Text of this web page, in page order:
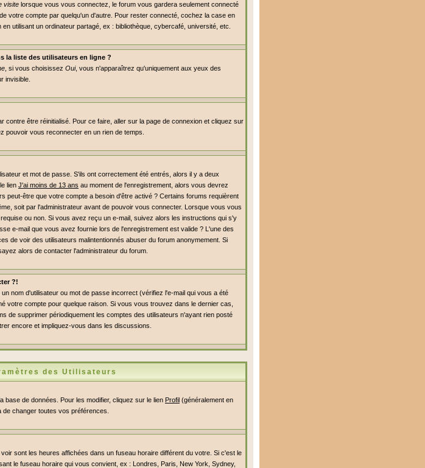
visite lorsque vous vous connectez, le forum vous gardera seulement connecté
votre compte par quelqu'un d'autre. Pour rester connecté, cochez la case en
utilisant un ordinateur partagé, ex : bibliothèque, cybercafé, université, etc.
la liste des utilisateurs en ligne ?
, si vous choisissez Oui, vous n'apparaîtrez qu'uniquement aux yeux des
invisible.
être réinitialisé. Pour ce faire, aller sur la page de connexion et cliquez sur
pouvoir vous reconnecter en un rien de temps.
et mot de passe. S'ils ont correctement été entrés, alors il y a deux
lien J'ai moins de 13 ans au moment de l'enregistrement, alors vous devrez
être que votre compte a besoin d'être activé ? Certains forums requièrent
soit par l'administrateur avant de pouvoir vous connecter. Lorsque vous vous
ou non. Si vous avez reçu un e-mail, suivez alors les instructions qui s'y
e-mail que vous avez fournie lors de l'enregistrement est valide ? L'une des
de voir des utilisateurs malintentionnés abuser du forum anonymement. Si
alors de contacter l'administrateur du forum.
?!
nom d'utilisateur ou mot de passe incorrect (vérifiez l'e-mail qui vous a été
compte pour quelque raison. Si vous vous trouvez dans le dernier cas,
de supprimer périodiquement les comptes des utilisateurs n'ayant rien posté
encore et impliquez-vous dans les discussions.
des Utilisateurs
de données. Pour les modifier, cliquez sur le lien Profil (généralement en
changer toutes vos préférences.
sont les heures affichées dans un fuseau horaire différent du votre. Si c'est le
le fuseau horaire qui vous convient, ex : Londres, Paris, New York, Sydney,